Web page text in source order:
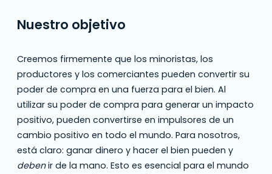
Nuestro objetivo
Creemos firmemente que los minoristas, los
productores y los comerciantes pueden convertir su
poder de compra en una fuerza para el bien. Al
utilizar su poder de compra para generar un impacto
positivo, pueden convertirse en impulsores de un
cambio positivo en todo el mundo. Para nosotros,
está claro: ganar dinero y hacer el bien pueden y
debenir de la mano. Esto es esencial para el mundo